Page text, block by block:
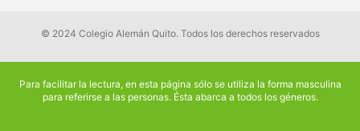
© 2024 Colegio Alemán Quito. Todos los derechos reservados
Para facilitar la lectura, en esta página sólo se utiliza la forma masculina
para referirse a las personas. Ésta abarca a todos los géneros.